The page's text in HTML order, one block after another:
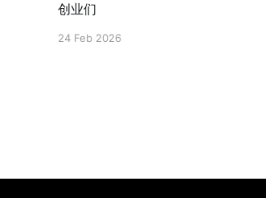
创业们
24 Feb 2026